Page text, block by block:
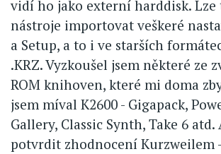
vidí ho jako externí harddisk. Lze
nástroje importovat veškeré
a Setup, a to i ve starších
.KRZ. Vyzkoušel jsem některé ze
ROM knihoven, které mi doma
jsem míval K2600 - Gigapack,
Gallery, Classic Synth, Take 6
potvrdit zhodnocení Kurzweilem -